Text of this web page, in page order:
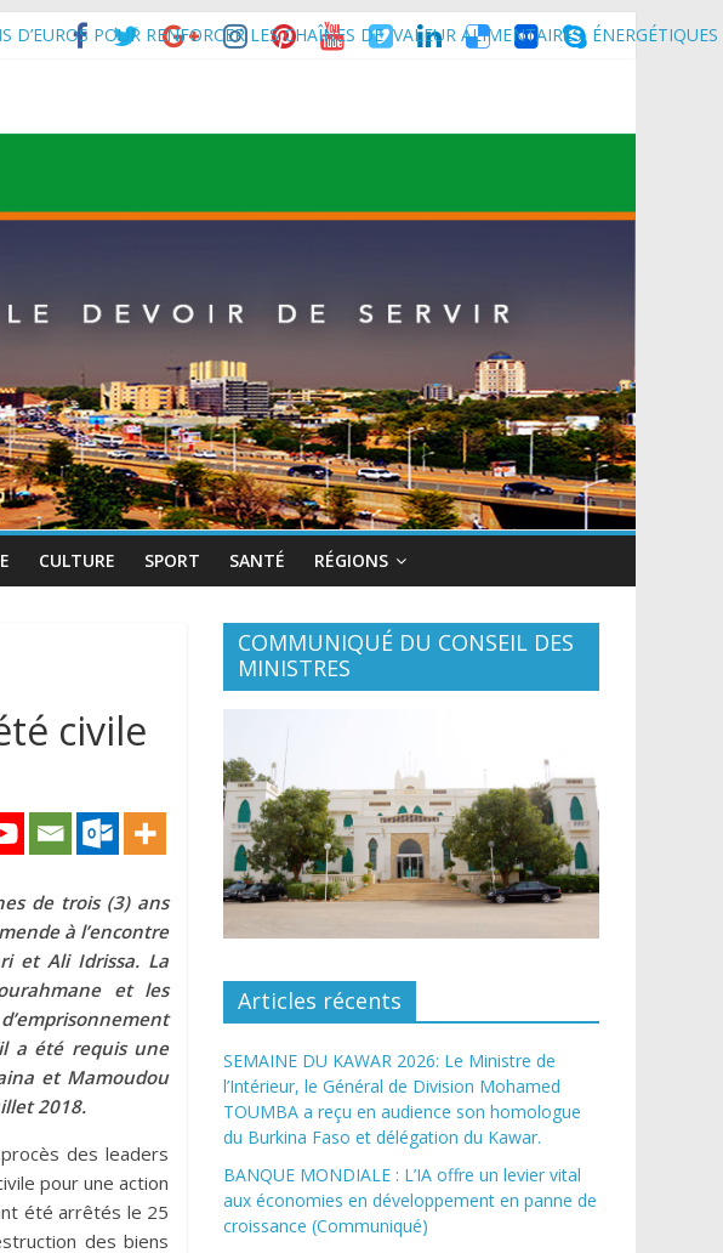
POUR RENFORCER LES CHAÎNES DE VALEUR ALIMENTAIRES, ÉNERGÉTIQUES
du Burkina Faso et du Mali.
Tiani, est arrivé à Maradi pour la célébration de la 3ᵉ édition de la Journée Nationale
CULTURE SPORT SANTÉ RÉGIONS
civile
de trois (3) ans
à l’encontre
et Ali Idrissa. La
et les
a été requis une
et Mamoudou
2018.
des leaders
pour une action
été arrêtés le 25
des biens
COMMUNIQUÉ DU CONSEIL DES
MINISTRES
Articles récents
SEMAINE DU KAWAR 2026: Le Ministre de
l’Intérieur, le Général de Division Mohamed
TOUMBA a reçu en audience son homologue
du Burkina Faso et délégation du Kawar.
BANQUE MONDIALE : L’IA offre un levier vital
aux économies en développement en panne de
croissance (Communiqué)